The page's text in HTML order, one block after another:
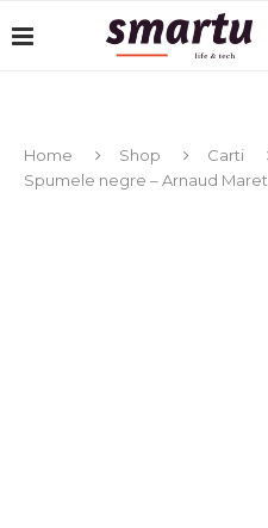
Home Shop Carti
Spumele negre – Arnaud Maret